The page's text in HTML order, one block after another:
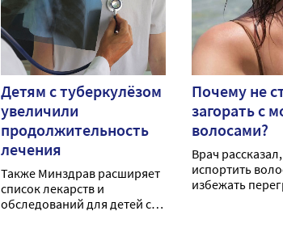
Детям с туберкулёзом
увеличили
продолжительность
лечения
Также Минздрав расширяет
список лекарств и
обследований для детей с
Почему не
загорать с
волосами?
Врач
испортить
избежать